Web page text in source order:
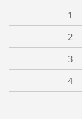
1
2
3
4